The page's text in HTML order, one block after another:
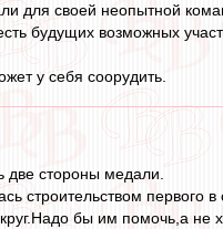
для своей неопытной
будущих возможных
у себя соорудить.
две стороны медали.
строительством первого
бы им помочь,а не